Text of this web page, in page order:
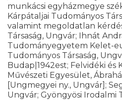
munkácsi egyházmegye
Kárpátaljai Tudományos
valamint megoldatlan
Társaság, Ungvár; Ihnát
Tudományegyetem Kelet-
Tudományos Társaság,
Budap|1942est; Felvidéki és
Művészeti Egyesület,
[Ungmegyei ny., Ungvár];
Ungvár; Gyöngyösi Irodalmi